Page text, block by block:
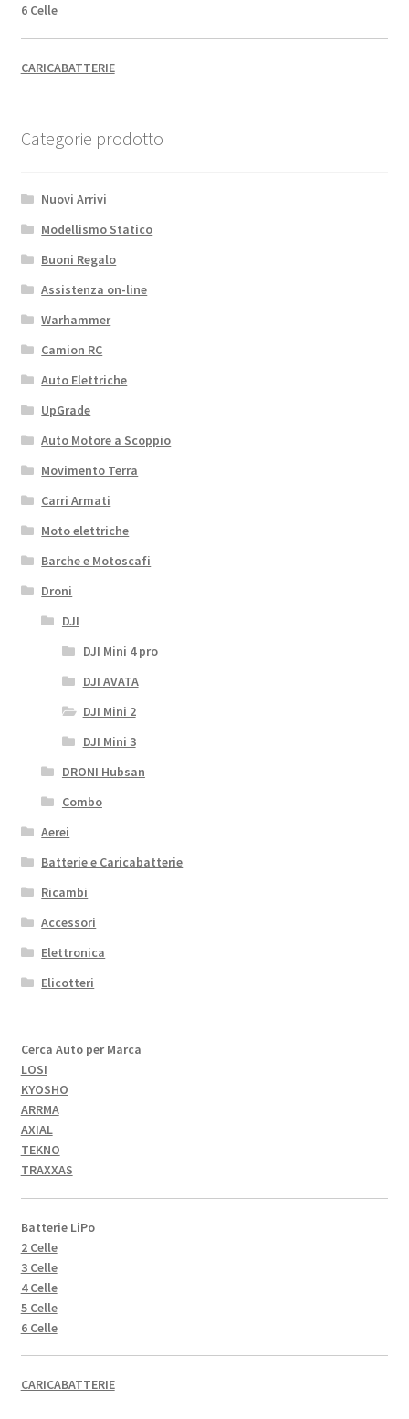
6 Celle
CARICABATTERIE
Categorie prodotto
Nuovi Arrivi
Modellismo Statico
Buoni Regalo
Assistenza on-line
Warhammer
Camion RC
Auto Elettriche
UpGrade
Auto Motore a Scoppio
Movimento Terra
Carri Armati
Moto elettriche
Barche e Motoscafi
Droni
DJI
DJI Mini 4 pro
DJI AVATA
DJI Mini 2
DJI Mini 3
DRONI Hubsan
Combo
Aerei
Batterie e Caricabatterie
Ricambi
Accessori
Elettronica
Elicotteri
Cerca Auto per Marca
LOSI
KYOSHO
ARRMA
AXIAL
TEKNO
TRAXXAS
Batterie LiPo
2 Celle
3 Celle
4 Celle
5 Celle
6 Celle
CARICABATTERIE